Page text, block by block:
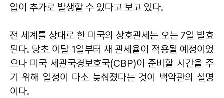
입이 추가로 발생할 수 있다고 보고 있다.
전 세계를 상대로 한 미국의 상호관세는 오는 7일 발효
된다. 당초 이달 1일부터 새 관세율이 적용될 예정이었
으나 미국 세관국경보호국(CBP)이 준비할 시간을 주
기 위해 일정이 다소 늦춰졌다는 것이 백악관의 설명
이다.